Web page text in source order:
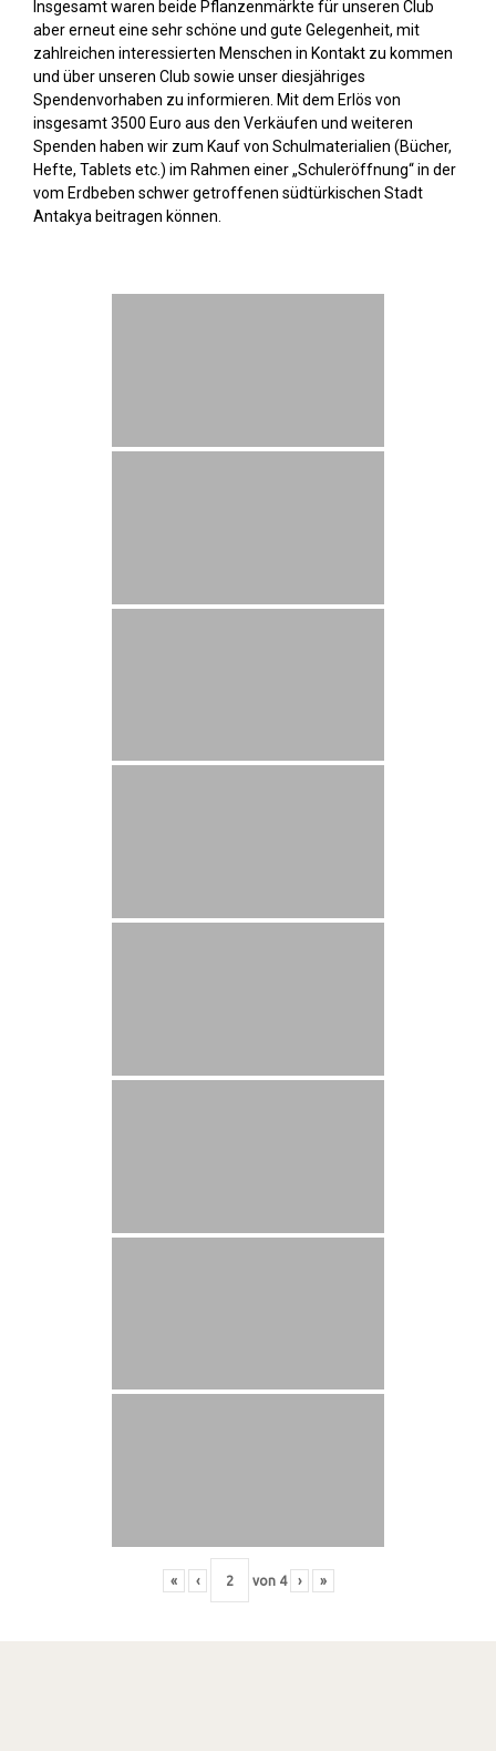
Insgesamt waren beide Pflanzenmärkte für unseren Club
aber erneut eine sehr schöne und gute Gelegenheit, mit
zahlreichen interessierten Menschen in Kontakt zu kommen
und über unseren Club sowie unser diesjähriges
Spendenvorhaben zu informieren. Mit dem Erlös von
insgesamt 3500 Euro aus den Verkäufen und weiteren
Spenden haben wir zum Kauf von Schulmaterialien (Bücher,
Hefte, Tablets etc.) im Rahmen einer „Schuleröffnung“ in der
vom Erdbeben schwer getroffenen südtürkischen Stadt
Antakya beitragen können.
« ‹ von 4 › »